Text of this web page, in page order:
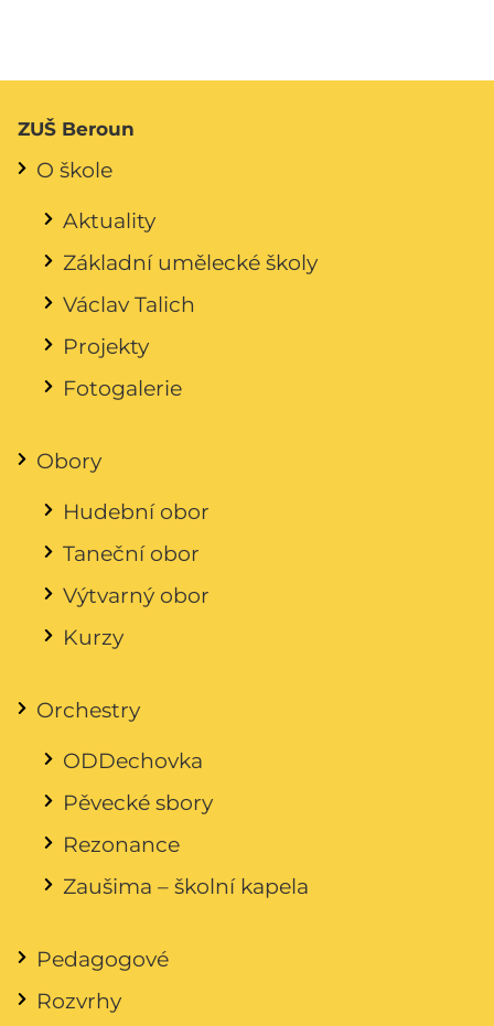
ZUŠ Beroun
O škole
Aktuality
Základní umělecké školy
Václav Talich
Projekty
Fotogalerie
Obory
Hudební obor
Taneční obor
Výtvarný obor
Kurzy
Orchestry
ODDechovka
Pěvecké sbory
Rezonance
Zaušima – školní kapela
Pedagogové
Rozvrhy